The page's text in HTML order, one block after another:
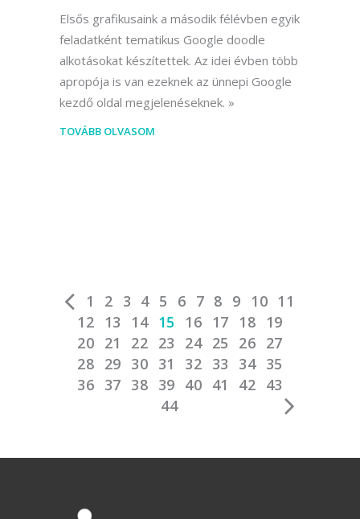
Elsős grafikusaink a második félévben egyik
feladatként tematikus Google doodle
alkotásokat készítettek. Az idei évben több
apropója is van ezeknek az ünnepi Google
kezdő oldal megjelenéseknek.
TOVÁBB OLVASOM
1 2 3 4 5 6 7 8 9 10 11
12
13 14 15 16 17 18
19
20 21 22 23 24 25 26 27
28 29 30 31 32 33 34 35
36 37 38 39 40 41 42 43
44